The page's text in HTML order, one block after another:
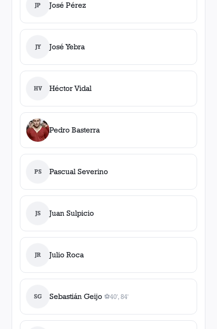
JP José Pérez
JY José Yebra
HV Héctor Vidal
Pedro Basterra
PS Pascual Severino
JS Juan Sulpicio
JR Julio Roca
SG Sebastián Geijo ⚽
2gol es, 40', 84'
40', 84'